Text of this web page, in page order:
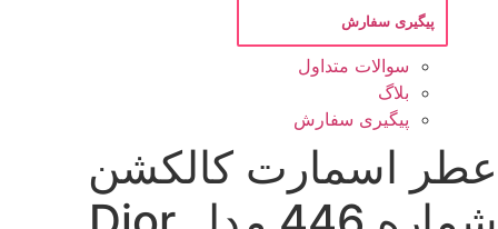
پیگیری سفارش
سوالات متداول
بلاگ
پیگیری سفارش
اسمارت کالکشن